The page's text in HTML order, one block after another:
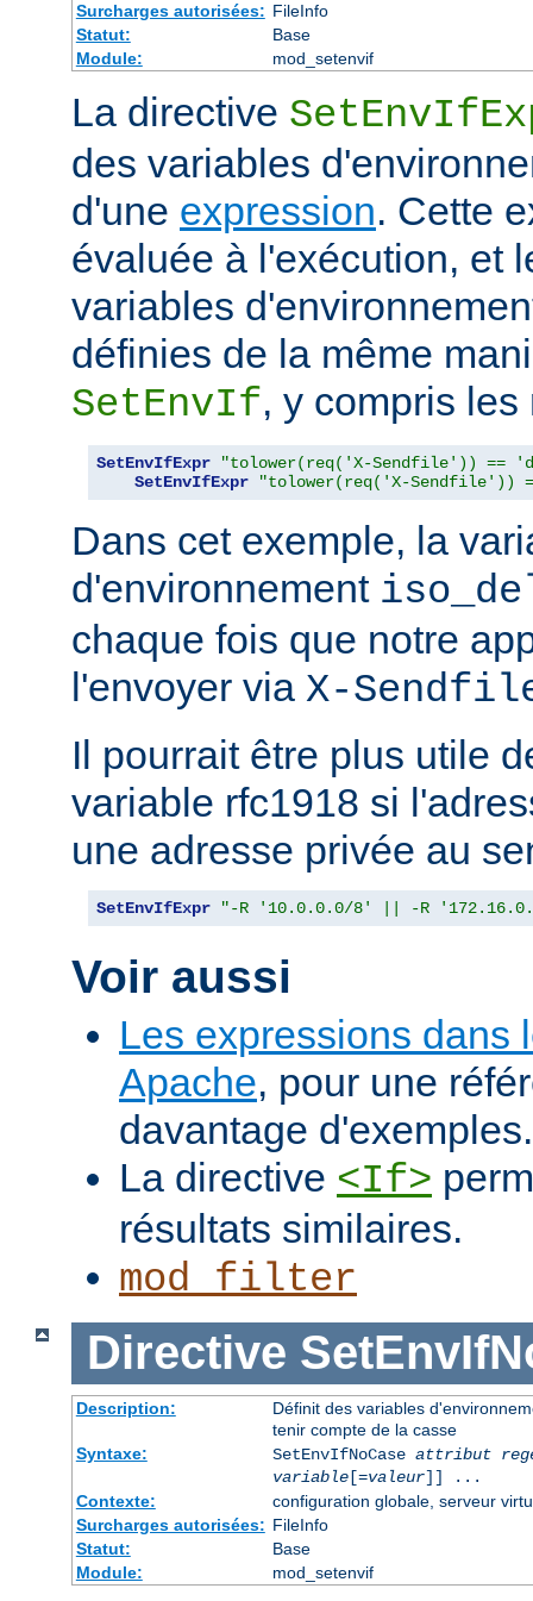
Surcharges autorisées: FileInfo
Statut:
Base
Module:
mod_setenvif
La directive
des variables
d'une expression. Cette
évaluée à l'exécution, et
variables
définies de la même
SetEnvIf, y compris
SetEnvIfExpr
"tolower(req('X-Sendfile')) ==
SetEnvIfExpr
"tolower(req('X-
Dans cet exemple, la
d'environnement
chaque fois que notre
l'envoyer via X-
Il pourrait être plus utile
variable rfc1918 si
une adresse privée au
SetEnvIfExpr "-R '10.0.0.0/8' || -R
Voir aussi
Les expressions dans
Apache, pour une
davantage d'exemples.
La directive <If>
résultats similaires.
mod_filter
Directive
Description:
Définit des variables
tenir compte de la casse
Syntaxe:
SetEnvIfNoCase attribut
variable[=valeur]] ...
Contexte:
configuration globale, serveur
Surcharges autorisées: FileInfo
Statut:
Base
Module:
mod_setenvif